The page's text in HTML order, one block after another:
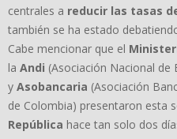
centrales a reducir las tasas
también se ha estado
Cabe mencionar que el
la Andi (Asociación Nacional de
y Asobancaria (Asociación
de Colombia) presentaron esta
República hace tan solo dos